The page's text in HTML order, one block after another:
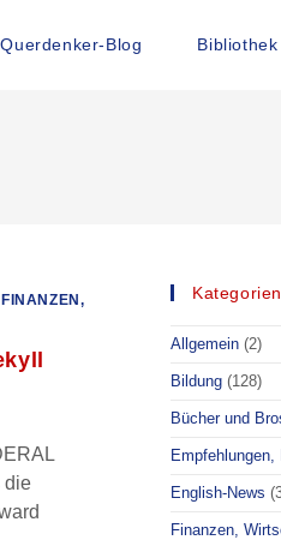
Querdenker-Blog
FINANZEN,
die
Kategorien
Allgemein (2)
Bildung (128)
Bücher und
Empfehlungen,
English-News
Finanzen,